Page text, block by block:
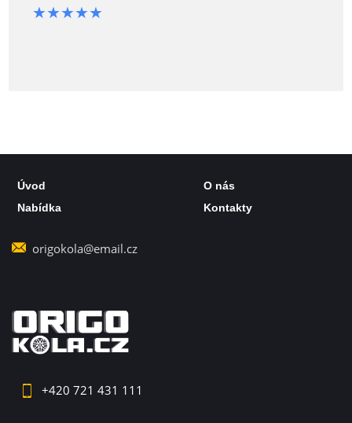
★★★★★
Úvod
O nás
Nabídka
Kontakty
origokola@email.cz
+420 721 431 111